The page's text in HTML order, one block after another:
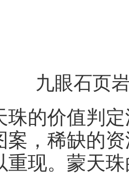
九眼石页
的价值判定
案，稀缺的
重现。蒙天